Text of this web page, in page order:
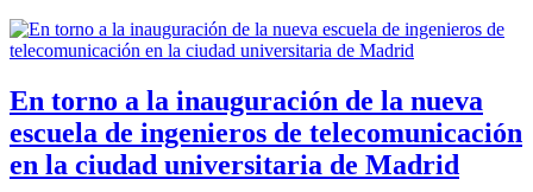
En torno a la inauguración de la nueva
escuela de ingenieros de telecomunicación
en la ciudad universitaria de Madrid